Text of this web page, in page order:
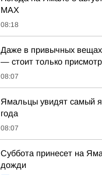
MAX
08:18
Даже в привычных вещах
— стоит только
08:07
Ямальцы увидят самый
года
08:07
Суббота принесет на
дожди